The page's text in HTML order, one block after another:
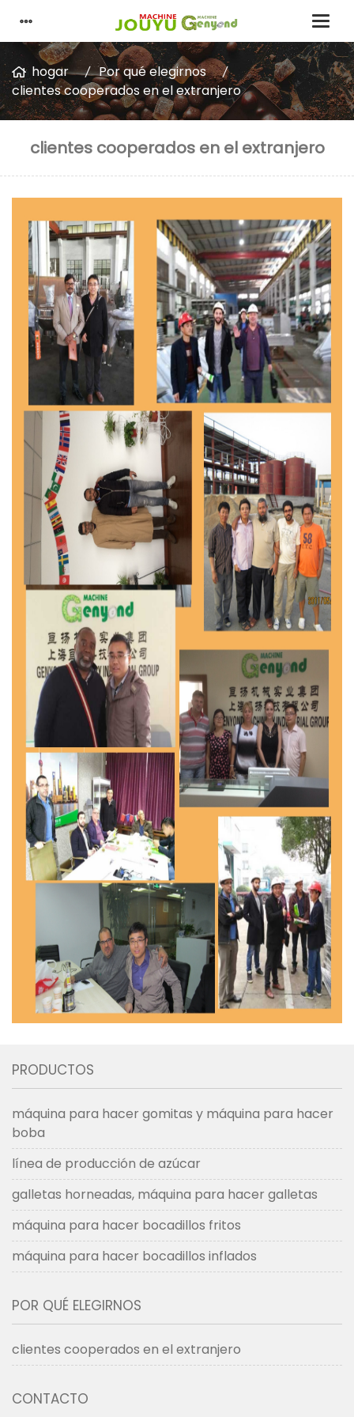
hogar
Por qué elegirnos
clientes cooperados en el extranjero
clientes cooperados en el extranjero
PRODUCTOS
máquina para hacer gomitas y máquina para hacer
boba
línea de producción de azúcar
galletas horneadas, máquina para hacer galletas
máquina para hacer bocadillos fritos
máquina para hacer bocadillos inflados
POR QUÉ ELEGIRNOS
clientes cooperados en el extranjero
CONTACTO